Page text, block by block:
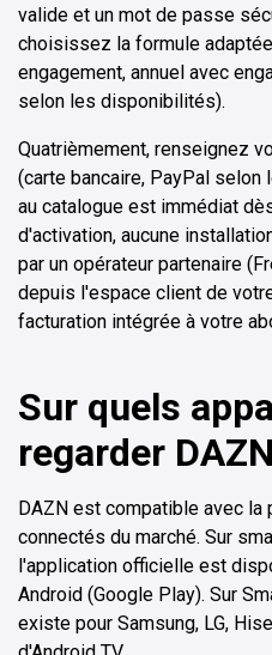
valide et un mot de passe
choisissez la formule
engagement, annuel avec
selon les disponibilités).
Quatrièmement, renseignez
(carte bancaire, PayPal
au catalogue est immédiat
d'activation, aucune
par un opérateur partenaire
depuis l'espace client de
facturation intégrée à votre
Sur quels
regarder
DAZN est compatible avec la
connectés du marché. Sur
l'application officielle est
Android (Google Play). Sur
existe pour Samsung, LG,